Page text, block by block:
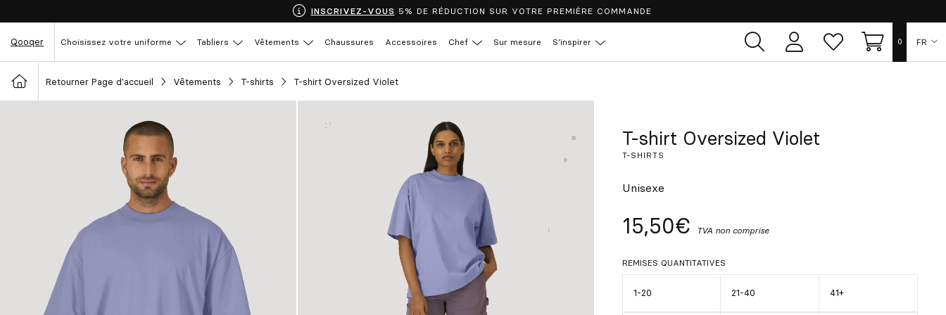
INSCRIVEZ-VOUS 5% DE RÉDUCTION SUR VOTRE PREMIÈRE COMMANDE
Qooqer Choisissez votre uniforme Tabliers Vêtements Chaussures Accessoires Chef Sur mesure S’inspirer
Espace
utilisateur
Liste
de
Panier
0 FR
Retourner Page d'accueil Vêtements T-shirts T-shirt Oversized Violet
T-shirt Oversized Violet
T-SHIRTS
Unisexe
15,50€ TVA non comprise
REMISES QUANTITATIVES
1-20 21-40 41+